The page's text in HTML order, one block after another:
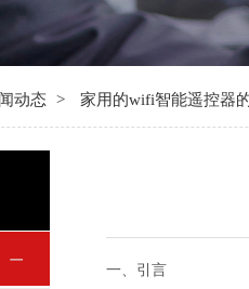
动态 > 家用的wifi智能遥控器
一、引言